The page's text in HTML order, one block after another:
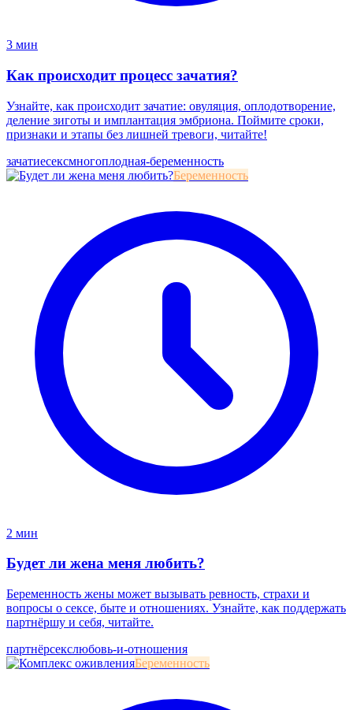
3 мин
Как происходит процесс зачатия?
Узнайте, как происходит зачатие: овуляция, оплодотворение,
деление зиготы и имплантация эмбриона. Поймите сроки,
признаки и этапы без лишней тревоги, читайте!
зачатиесексмногоплодная-беременность
Беременность
2 мин
Будет ли жена меня любить?
Беременность жены может вызывать ревность, страхи и
вопросы о сексе, быте и отношениях. Узнайте, как поддержать
партнёршу и себя, читайте.
партнёрсекслюбовь-и-отношения
Беременность